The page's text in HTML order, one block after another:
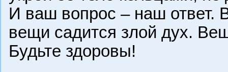
И ваш вопрос – наш ответ.
вещи садится злой дух.
Будьте здоровы!